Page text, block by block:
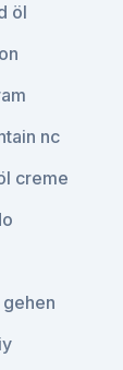
öl
nc
creme